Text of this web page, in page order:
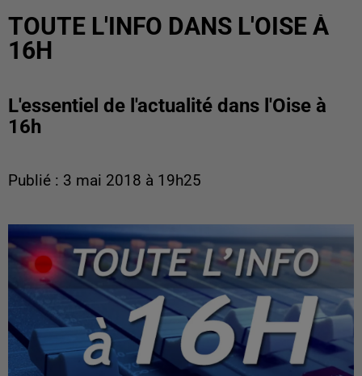
TOUTE L'INFO DANS L'OISE À
16H
L'essentiel de l'actualité dans l'Oise à
16h
Publié : 3 mai 2018 à 19h25